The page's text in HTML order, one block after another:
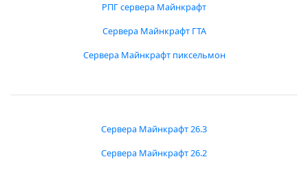
РПГ сервера Майнкрафт
Сервера Майнкрафт ГТА
Сервера Майнкрафт пиксельмон
Сервера Майнкрафт 26.3
Сервера Майнкрафт 26.2